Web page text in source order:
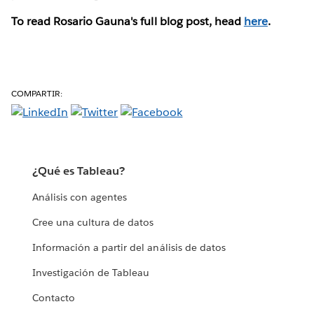
To read Rosario Gauna's full blog post, head here.
COMPARTIR:
¿Qué es Tableau?
Análisis con agentes
Cree una cultura de datos
Información a partir del análisis de datos
Investigación de Tableau
Contacto